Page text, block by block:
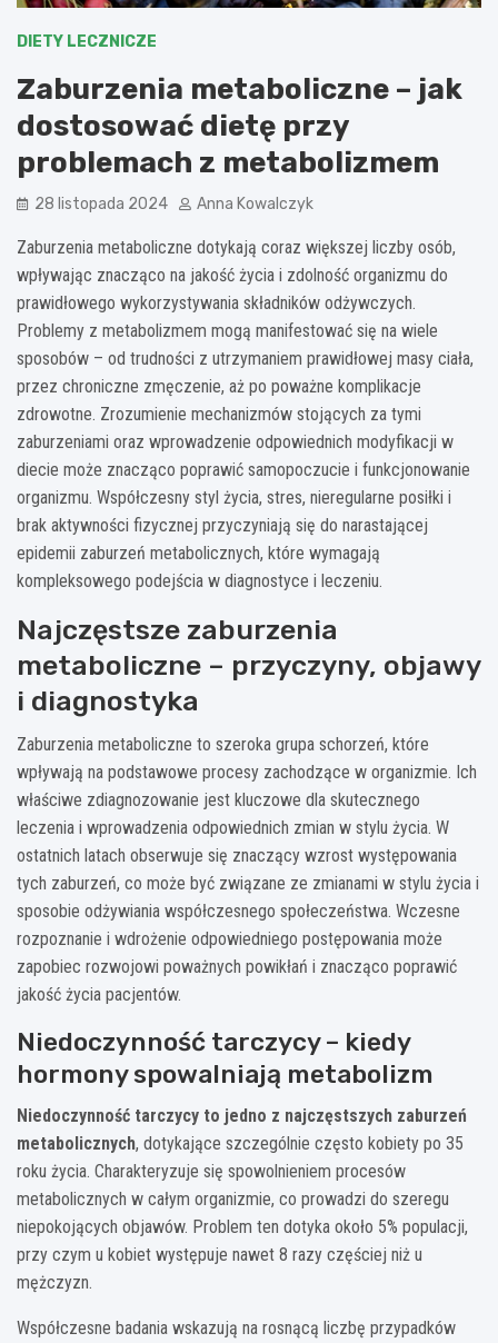
DIETY LECZNICZE
Zaburzenia metaboliczne – jak
dostosować dietę przy
problemach z metabolizmem
28 listopada 2024 Anna Kowalczyk
Zaburzenia metaboliczne dotykają coraz większej liczby osób,
wpływając znacząco na jakość życia i zdolność organizmu do
prawidłowego wykorzystywania składników odżywczych.
Problemy z metabolizmem mogą manifestować się na wiele
sposobów – od trudności z utrzymaniem prawidłowej masy ciała,
przez chroniczne zmęczenie, aż po poważne komplikacje
zdrowotne. Zrozumienie mechanizmów stojących za tymi
zaburzeniami oraz wprowadzenie odpowiednich modyfikacji w
diecie może znacząco poprawić samopoczucie i funkcjonowanie
organizmu. Współczesny styl życia, stres, nieregularne posiłki i
brak aktywności fizycznej przyczyniają się do narastającej
epidemii zaburzeń metabolicznych, które wymagają
kompleksowego podejścia w diagnostyce i leczeniu.
Najczęstsze zaburzenia
metaboliczne – przyczyny, objawy
i diagnostyka
Zaburzenia metaboliczne to szeroka grupa schorzeń, które
wpływają na podstawowe procesy zachodzące w organizmie. Ich
właściwe zdiagnozowanie jest kluczowe dla skutecznego
leczenia i wprowadzenia odpowiednich zmian w stylu życia. W
ostatnich latach obserwuje się znaczący wzrost występowania
tych zaburzeń, co może być związane ze zmianami w stylu życia i
sposobie odżywiania współczesnego społeczeństwa. Wczesne
rozpoznanie i wdrożenie odpowiedniego postępowania może
zapobiec rozwojowi poważnych powikłań i znacząco poprawić
jakość życia pacjentów.
Niedoczynność tarczycy – kiedy
hormony spowalniają metabolizm
Niedoczynność tarczycy to jedno z najczęstszych zaburzeń
metabolicznych, dotykające szczególnie często kobiety po 35
roku życia. Charakteryzuje się spowolnieniem procesów
metabolicznych w całym organizmie, co prowadzi do szeregu
niepokojących objawów. Problem ten dotyka około 5% populacji,
przy czym u kobiet występuje nawet 8 razy częściej niż u
mężczyzn.
Współczesne badania wskazują na rosnącą liczbę przypadków